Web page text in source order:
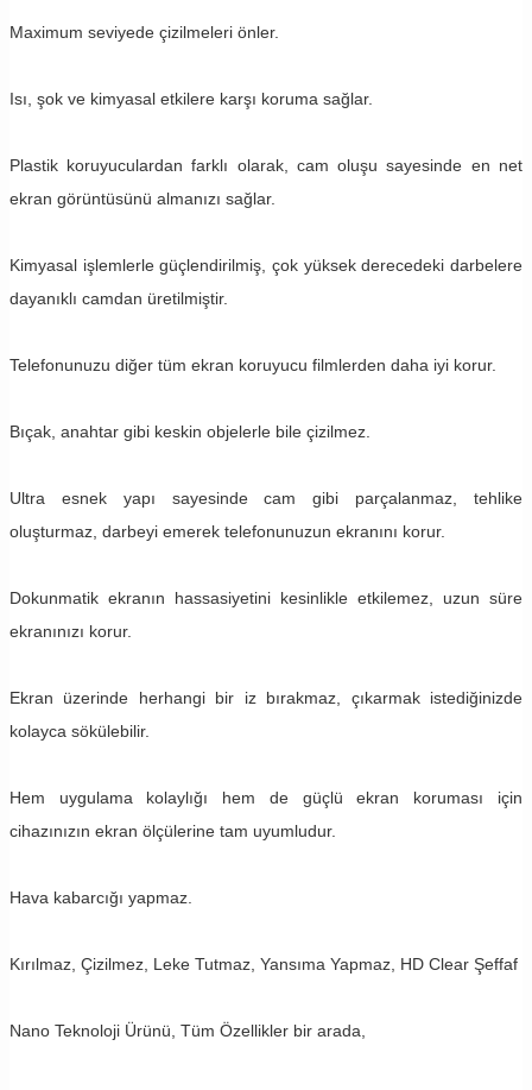
Maximum seviyede çizilmeleri önler.
Isı, şok ve kimyasal etkilere karşı koruma sağlar.
Plastik koruyuculardan farklı olarak, cam oluşu sayesinde en net
ekran görüntüsünü almanızı sağlar.
Kimyasal işlemlerle güçlendirilmiş, çok yüksek derecedeki darbelere
dayanıklı camdan üretilmiştir.
Telefonunuzu diğer tüm ekran koruyucu filmlerden daha iyi korur.
Bıçak, anahtar gibi keskin objelerle bile çizilmez.
Ultra esnek yapı sayesinde cam gibi parçalanmaz, tehlike
oluşturmaz, darbeyi emerek telefonunuzun ekranını korur.
Dokunmatik ekranın hassasiyetini kesinlikle etkilemez, uzun süre
ekranınızı korur.
Ekran üzerinde herhangi bir iz bırakmaz, çıkarmak istediğinizde
kolayca sökülebilir.
Hem uygulama kolaylığı hem de güçlü ekran koruması için
cihazınızın ekran ölçülerine tam uyumludur.
Hava kabarcığı yapmaz.
Kırılmaz, Çizilmez, Leke Tutmaz, Yansıma Yapmaz, HD Clear Şeffaf
Nano Teknoloji Ürünü, Tüm Özellikler bir arada,